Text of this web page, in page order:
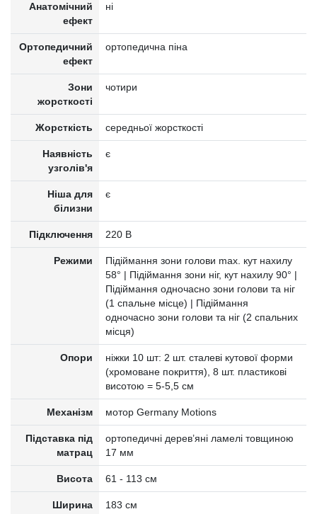
Анатомічний
ефект
ні
Ортопедичний
ефект
ортопедична піна
Зони
жорсткості
чотири
Жорсткість середньої жорсткості
Наявність
узголів'я
є
Ніша для
білизни
є
Підключення 220 В
Режими
Підіймання зони голови max. кут нахилу
58° | Підіймання зони ніг, кут нахилу 90° |
Підіймання одночасно зони голови та ніг
(1 спальне місце) | Підіймання
одночасно зони голови та ніг (2 спальних
місця)
Опори
ніжки 10 шт: 2 шт. сталеві кутової форми
(хромоване покриття), 8 шт. пластикові
висотою = 5-5,5 см
Механізм мотор Germany Motions
Підставка під
матрац
ортопедичні дерев’яні ламелі товщиною
17 мм
Висота 61 - 113 см
Ширина 183 см